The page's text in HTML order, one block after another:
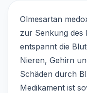
Olmesartan
zur Senkung des
entspannt die
Nieren, Gehirn
Schäden durch
Medikament ist